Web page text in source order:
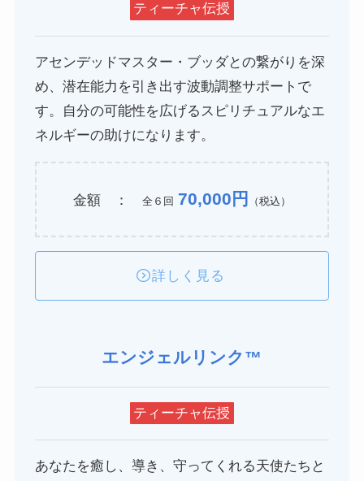
ティーチャ伝授
アセンデッドマスター・ブッダとの繋がりを深
め、潜在能力を引き出す波動調整サポートで
す。自分の可能性を広げるスピリチュアルなエ
ネルギーの助けになります。
金額 ： 全６回 70,000円 （税込）
詳しく見る
エンジェルリンク™
ティーチャ伝授
あなたを癒し、導き、守ってくれる天使たちと